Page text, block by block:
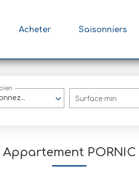
Acheter Saisonniers
Surface min
Appartement PORNIC